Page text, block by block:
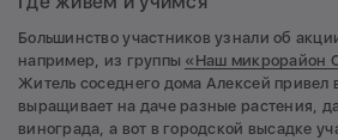
Большинство участников узнали об
например, из группы «Наш микрорайон
Житель соседнего дома Алексей привел
выращивает на даче разные растения,
винограда, а вот в городской высадке